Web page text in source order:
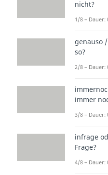
nicht?
1/8 – Dauer:
genauso
so?
2/8 – Dauer:
immer
3/8 – Dauer:
infrage
Frage?
4/8 – Dauer: